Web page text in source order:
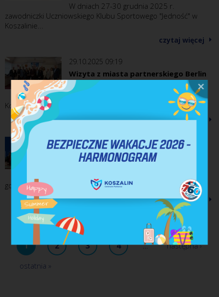
W dniach 27-30 grudnia 2025 r.
zawodniczki Uczniowskiego Klubu Sportowego "Jedność" w
Koszalinie...
czytaj więcej
29.10.2025 09:19
Wizyta z miasta partnerskiego Berlin
Tempelhof-Schöneberg.
W dniach 23-25 października br. w
Koszalinie przebywała delegacja z niemieckiego miasta...
czytaj więcej
17.10.2025 09:08
Wizyta z miasta partnerskiego
Schwedt/n. Odrą.
gościliśmy delegację z partnerskiego miasta Schwedt/n....
czytaj więcej
1 2 3 4 … następna ›
ostatnia »